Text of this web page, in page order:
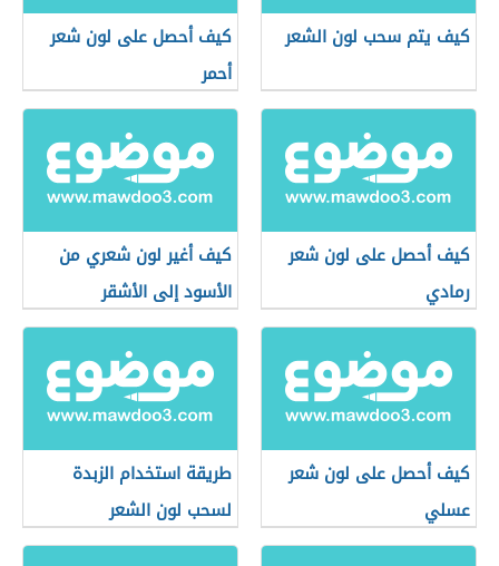
كيف يتم سحب لون الشعر
كيف أحصل على لون شعر
أحمر
كيف أحصل على لون شعر
رمادي
كيف أغير لون شعري من
الأسود إلى الأشقر
كيف أحصل على لون شعر
عسلي
طريقة استخدام الزبدة
لسحب لون الشعر